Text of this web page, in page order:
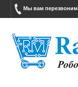
Мы вам перезвоним